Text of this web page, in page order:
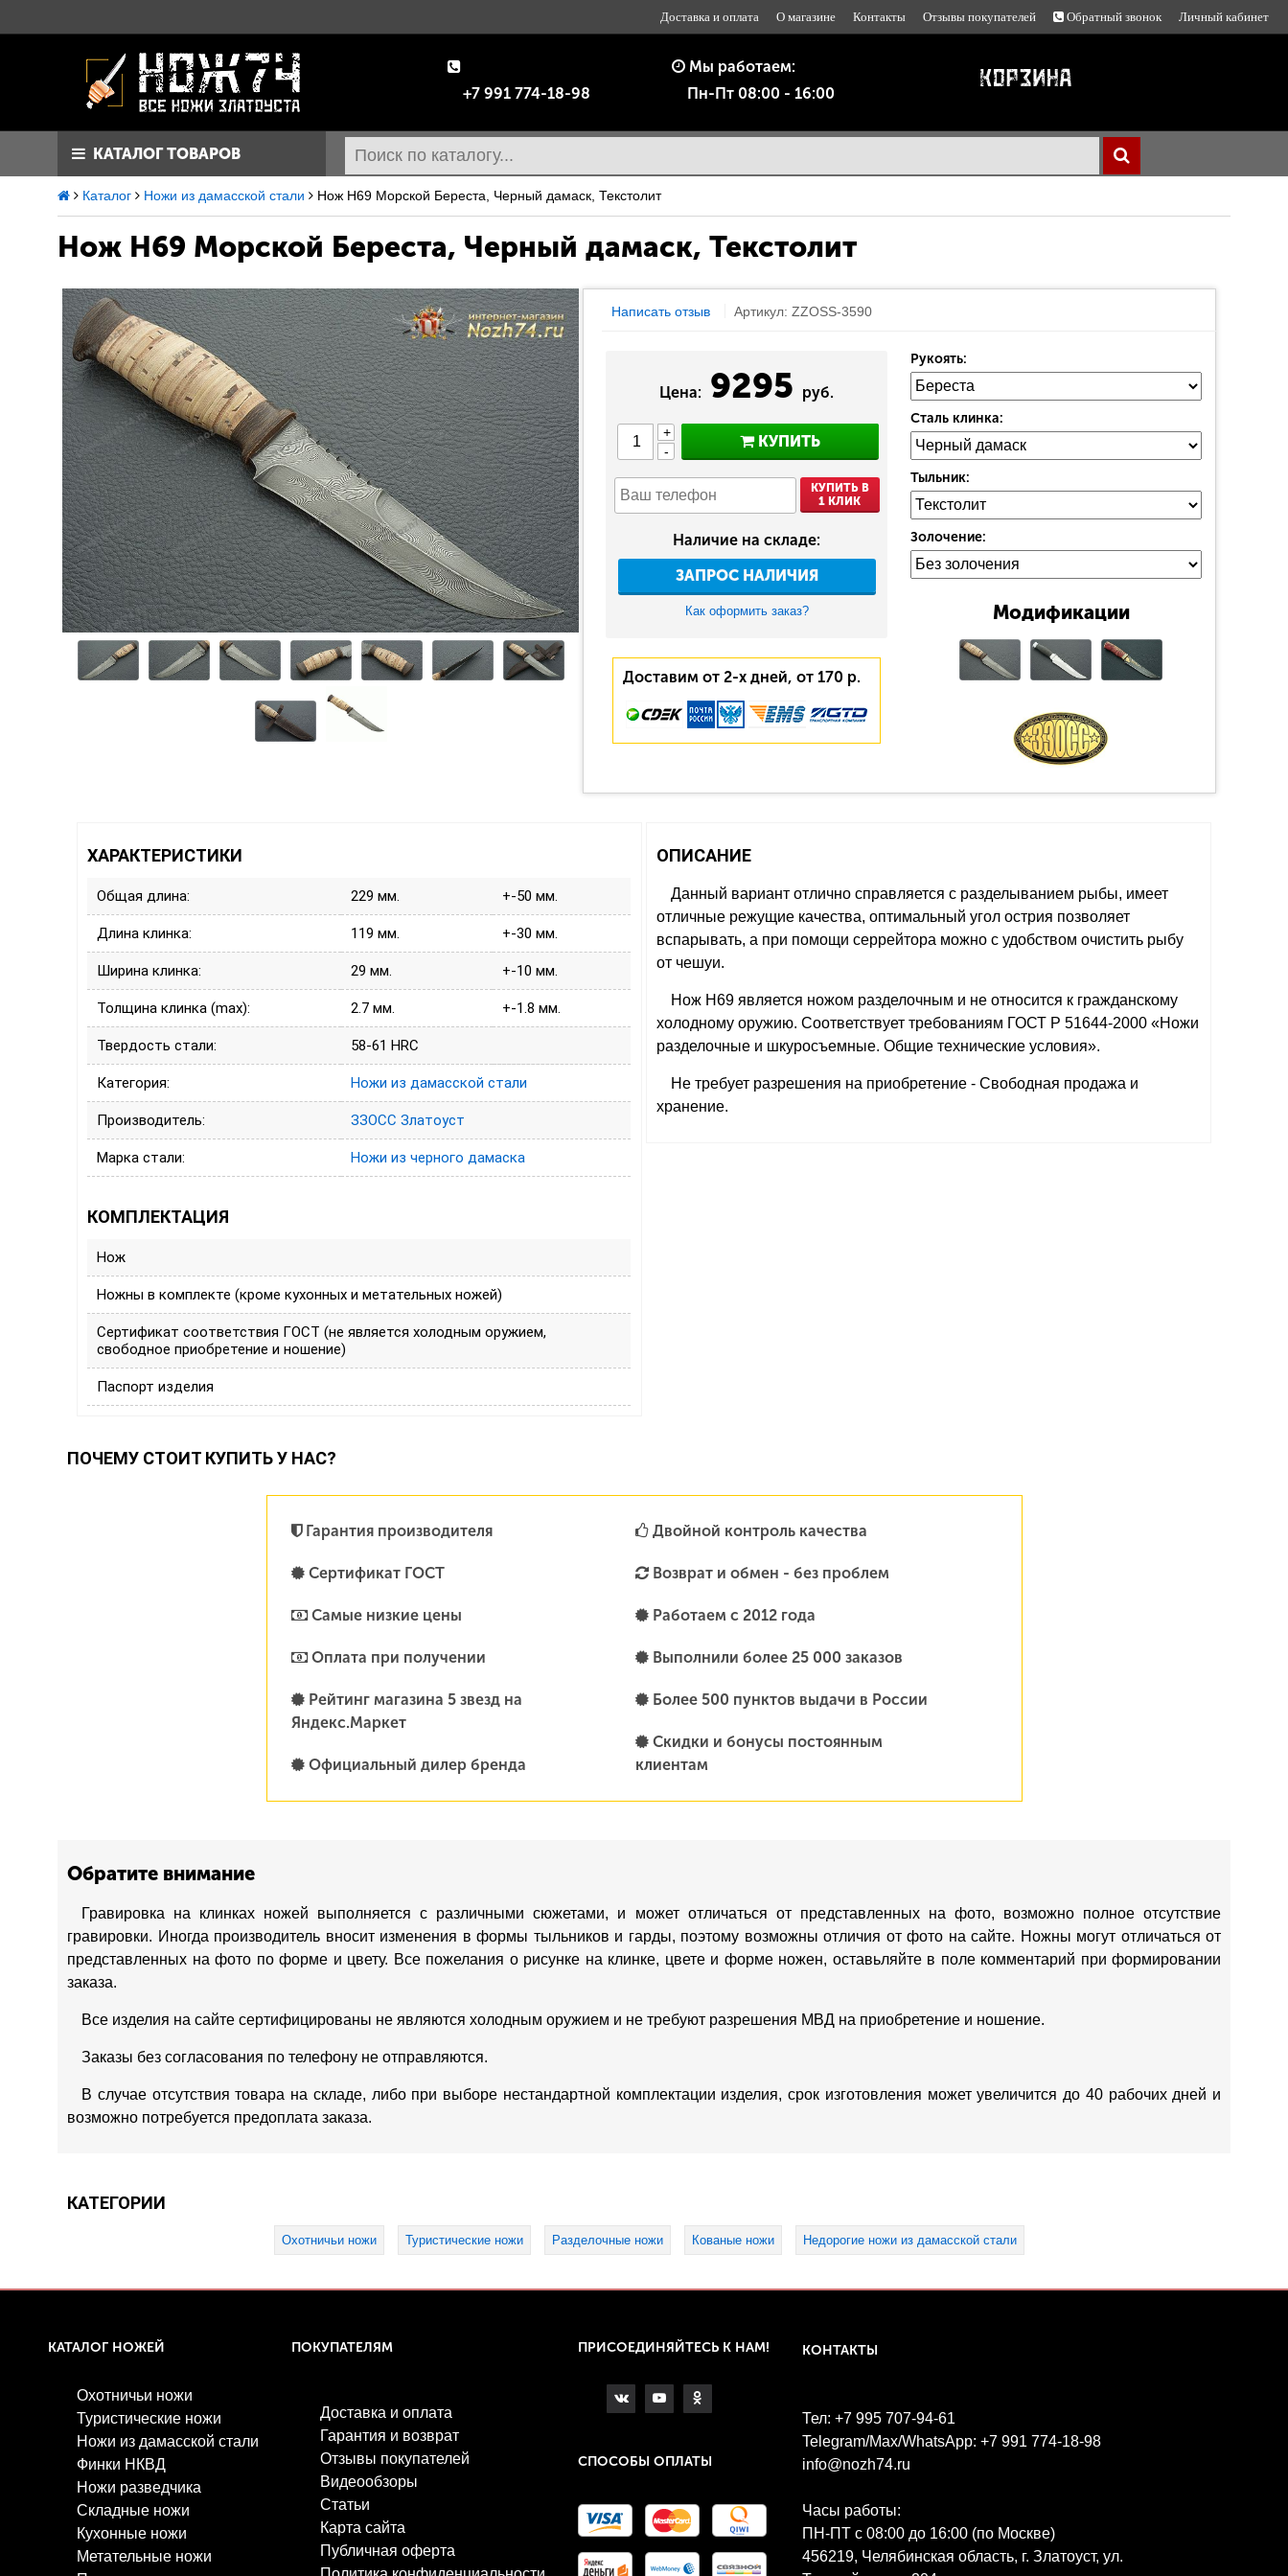
Доставка и оплата О магазине Контакты Отзывы покупателей Обратный звонок Личный кабинет
+7 991 774-18-98
Мы работаем:
Пн-Пт 08:00 - 16:00
КАТАЛОГ ТОВАРОВ
Каталог Ножи из дамасской стали Нож Н69 Морской Береста, Черный дамаск, Текстолит
Нож Н69 Морской Береста, Черный дамаск, Текстолит
Написать отзыв Артикул: ZZOSS-3590
Цена: 9295 руб.
+
-
КУПИТЬ
КУПИТЬ В
1 КЛИК
Наличие на складе:
ЗАПРОС НАЛИЧИЯ
Как оформить заказ?
Доставим от 2-х дней, от 170 р.
Рукоять:
Сталь клинка:
Тыльник:
Золочение:
Модификации
ХАРАКТЕРИСТИКИ
Общая длина: 229 мм. +-50 мм.
Длина клинка: 119 мм. +-30 мм.
Ширина клинка: 29 мм. +-10 мм.
Толщина клинка (max): 2.7 мм. +-1.8 мм.
Твердость стали: 58-61 HRC
Категория: Ножи из дамасской стали
Производитель: ЗЗОСС Златоуст
Марка стали: Ножи из черного дамаска
КОМПЛЕКТАЦИЯ
Нож
Ножны в комплекте (кроме кухонных и метательных ножей)
Сертификат соответствия ГОСТ (не является холодным оружием,
свободное приобретение и ношение)
Паспорт изделия
ОПИСАНИЕ
Данный вариант отлично справляется с разделыванием рыбы, имеет
отличные режущие качества, оптимальный угол острия позволяет
вспарывать, а при помощи серрейтора можно с удобством очистить рыбу
от чешуи.
Нож Н69 является ножом разделочным и не относится к гражданскому
холодному оружию. Соответствует требованиям ГОСТ Р 51644-2000 «Ножи
разделочные и шкуросъемные. Общие технические условия».
Не требует разрешения на приобретение - Свободная продажа и
хранение.
ПОЧЕМУ СТОИТ КУПИТЬ У НАС?
Гарантия производителя
Сертификат ГОСТ
Самые низкие цены
Оплата при получении
Рейтинг магазина 5 звезд на
Яндекс.Маркет
Официальный дилер бренда
Двойной контроль качества
Возврат и обмен - без проблем
Работаем с 2012 года
Выполнили более 25 000 заказов
Более 500 пунктов выдачи в России
Скидки и бонусы постоянным
клиентам
Обратите внимание
Гравировка на клинках ножей выполняется с различными сюжетами, и может отличаться от представленных на фото, возможно полное отсутствие
гравировки. Иногда производитель вносит изменения в формы тыльников и гарды, поэтому возможны отличия от фото на сайте. Ножны могут отличаться от
представленных на фото по форме и цвету. Все пожелания о рисунке на клинке, цвете и форме ножен, оставьляйте в поле комментарий при формировании
заказа.
Все изделия на сайте сертифицированы не являются холодным оружием и не требуют разрешения МВД на приобретение и ношение.
Заказы без согласования по телефону не отправляются.
В случае отсутствия товара на складе, либо при выборе нестандартной комплектации изделия, срок изготовления может увеличится до 40 рабочих дней и
возможно потребуется предоплата заказа.
КАТЕГОРИИ
Охотничьи ножи Туристические ножи Разделочные ножи Кованые ножи Недорогие ножи из дамасской стали
КАТАЛОГ НОЖЕЙ
Охотничьи ножи
Туристические ножи
Ножи из дамасской стали
Финки НКВД
Ножи разведчика
Складные ножи
Кухонные ножи
Метательные ножи
ПОКУПАТЕЛЯМ
Доставка и оплата
Гарантия и возврат
Отзывы покупателей
Видеообзоры
Статьи
Карта сайта
Публичная оферта
ПРИСОЕДИНЯЙТЕСЬ К НАМ!
СПОСОБЫ ОПЛАТЫ
КОНТАКТЫ
Тел: +7 995 707-94-61
Telegram/Max/WhatsApp: +7 991 774-18-98
info@nozh74.ru
Часы работы:
ПН-ПТ с 08:00 до 16:00 (по Москве)
456219, Челябинская область, г. Златоуст, ул.